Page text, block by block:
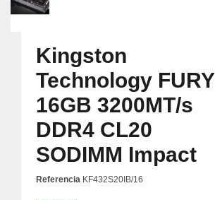
Kingston
Technology FURY
16GB 3200MT/s
DDR4 CL20
SODIMM Impact
Referencia KF432S20IB/16